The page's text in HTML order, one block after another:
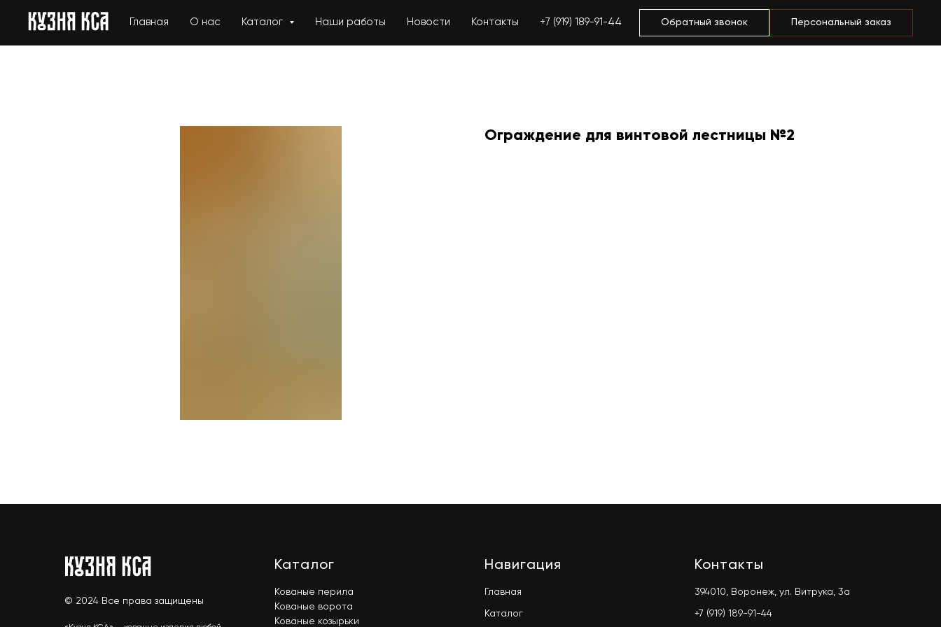
Главная О нас Каталог Наши работы Новости Контакты +7 (919) 189-91-44 Обратный звонок Персональный заказ
Ограждение для винтовой лестницы №2
© 2024 Все права защищены
Каталог
Кованые перила
Кованые ворота
Кованые козырьки
Навигация
Главная
Каталог
Контакты
394010, Воронеж, ул. Витрука, 3а
+7 (919) 189-91-44